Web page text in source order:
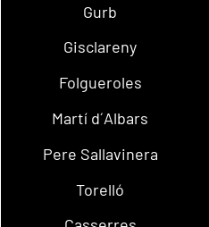
Gurb
Gisclareny
Folgueroles
Martí d´Albars
Pere Sallavinera
Torelló